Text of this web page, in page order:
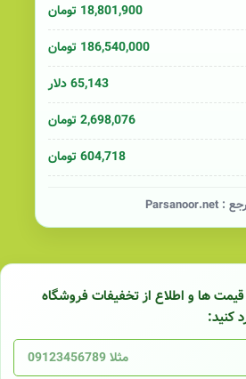
18,801,900 تومان
186,540,000 تومان
65,143 دلار
2,698,076 تومان
604,718 تومان
:
Parsanoor.net
ها و اطلاع از تخفیفات فروشگاه
کنید: